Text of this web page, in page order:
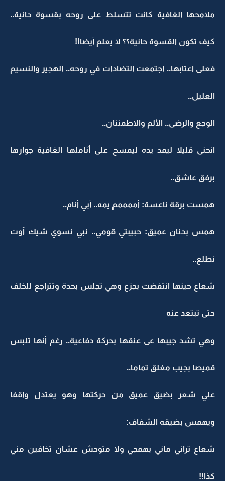
ملامحها الغافية كانت تتسلط على روحه بقسوة حانية..
كيف تكون القسوة حانية؟؟ لا يعلم أيضا!!
فعلى اعتابها.. اجتمعت التضادات في روحه.. الهجير والنسيم
العليل..
الوجع والرضى.. الألم والاطمئنان..
انحنى قليلا ليمد يده ليمسح على أناملها الغافية جوارها
برفق عاشق..
همست برقة ناعسة: أممممم يمه.. أبي أنام..
همس بحنان عميق: حبيبتي قومي.. نبي نسوي شيك آوت
نطلع..
شعاع حينها انتفضت بجزع وهي تجلس بحدة وتتراجع للخلف
حتى تبتعد عنه
وهي تشد جيبها عى عنقها بحركة دفاعية.. رغم أنها تلبس
قميصا بجيب مغلق تماما..
علي شعر بضيق عميق من حركتها وهو يعتدل واقفا
ويهمس بضيقه الشفاف:
شعاع تراني ماني بهمجي ولا متوحش عشان تخافين مني
كذا!!